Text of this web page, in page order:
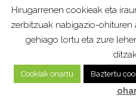
Hirugarrenen cookieak eta
zerbitzuak nabigazio-ohituren
gehiago lortu eta zure
Cookiak onartu Baztertu